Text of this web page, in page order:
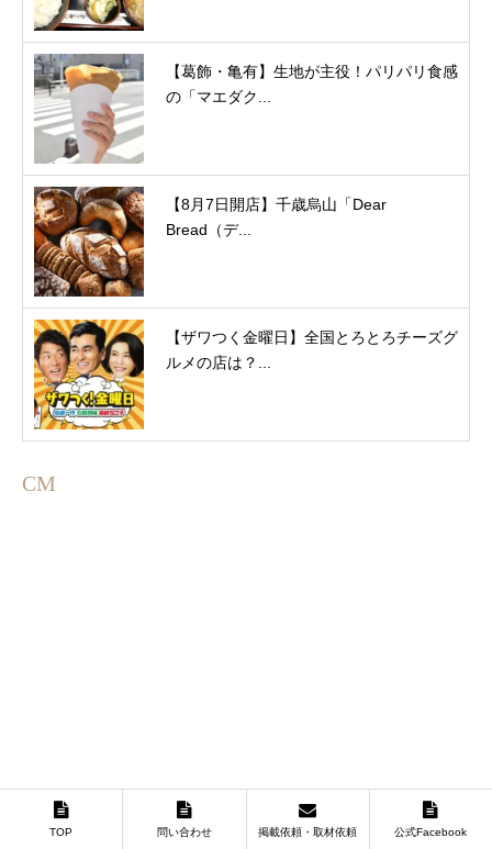
【葛飾・亀有】生地が主役！パリパリ食感
の「マエダク...
【8月7日開店】千歳烏山「Dear
Bread（デ...
【ザワつく金曜日】全国とろとろチーズグ
ルメの店は？...
CM
TOP 問い合わせ 掲載依頼・取材依頼 公式Facebook